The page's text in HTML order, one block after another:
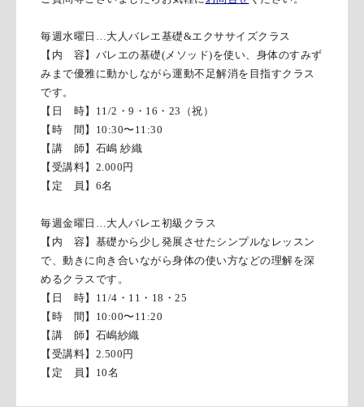
毎週水曜日… 大人バレエ基礎&エクササイズクラス
【内 容】バレエの基礎( メソッド)を使い、身体のすみず
みまで優雅に動かしながら運動不足解消を目指すクラス
です。
【日 時】11/2・9・16・23（祝）
【時 間】 10:30〜 11:30
【講 師】石嶋 紗織
【受講料】 2.000円
【定 員】 6名
毎週金曜日…大人バレエ初級クラス
【内 容】基礎から少し発展させたシンプルなレッスン
で、動きに向き合いながら身体の使い方などの理解を深
めるクラスです。
【日 時】11/4・11・18・25
【時 間】 10:00〜 11:20
【講 師】石嶋紗織
【受講料】 2.500円
【定 員】 10名